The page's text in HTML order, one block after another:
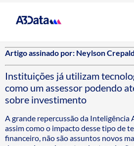
Artigo assinado por: Neylson
Instituições já utilizam
como um assessor podendo
sobre investimento
A grande repercussão da
assim como o impacto desse tipo de
financeiro, não são assuntos novos